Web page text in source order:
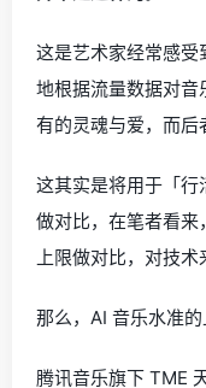
这是艺术家经常感
地根据流量数据对
有的灵魂与爱，而后
这其实是将用于「行
做对比，在笔者看来
上限做对比，对技术
那么，AI 音乐水准的
腾讯音乐旗下 TME